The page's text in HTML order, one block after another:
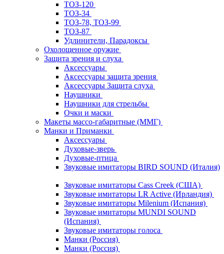
ТОЗ-120
ТОЗ-34
ТОЗ-78, ТОЗ-99
ТОЗ-87
Удлинители, Парадоксы
Охолощенное оружие
Защита зрения и слуха
Аксессуары
Аксессуары защита зрения
Аксессуары Защита слуха
Наушники
Наушники для стрельбы
Очки и маски
Макеты массо-габаритные (ММГ)
Манки и Приманки
Аксессуары
Духовые-зверь
Духовые-птица
Звуковые имитаторы BIRD SOUND (Италия)
Звуковые имитаторы Cass Creek (США)
Звуковые имитаторы LR Active (Ирландия)
Звуковые имитаторы Milenium (Испания)
Звуковые имитаторы MUNDI SOUND
(Испания)
Звуковые имитаторы голоса
Манки (Россия)
Манки (Россия)